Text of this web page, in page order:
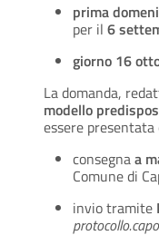
prima
per il 6
giorno 16
La domanda,
modello
essere
consegnaa
Comune di
invio tramite